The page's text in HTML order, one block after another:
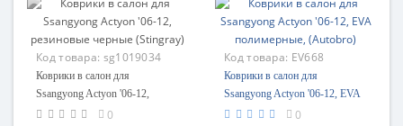
Код товара: sg1019034
Коврики в салон для
Ssangyong Actyon '06-12,
резиновые черные (Stingray)
0
Код товара: EV668
Коврики в салон для
Ssangyong Actyon '06-12, EVA
полимерные, (Autobro)
0